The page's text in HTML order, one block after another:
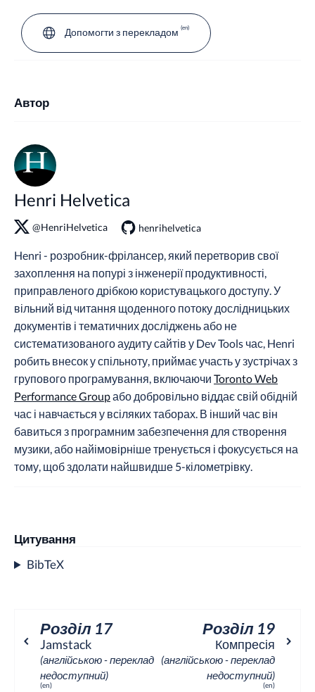
Допомогти з перекладом
Автор
Henri Helvetica
@HenriHelvetica henrihelvetica
Henri - розробник-фрілансер, який перетворив свої
захоплення на попурі з інженерії продуктивності,
приправленого дрібкою користувацького доступу. У
вільний від читання щоденного потоку дослідницьких
документів і тематичних досліджень або не
систематизованого аудиту сайтів у Dev Tools час, Henri
робить внесок у спільноту, приймає участь у зустрічах з
групового програмування, включаючи Toronto Web
Performance Groupабо добровільно віддає свій обідній
час і навчається у всіляких таборах. В інший час він
бавиться з програмним забезпечення для створення
музики, або найімовірніше тренується і фокусується на
тому, щоб здолати найшвидше 5-кілометрівку.
Цитування
BibTeX
⌃
Розділ 17
Jamstack
(англійською - переклад
недоступний)
⌃
Розділ 19
Компресія
(англійською - переклад
недоступний)